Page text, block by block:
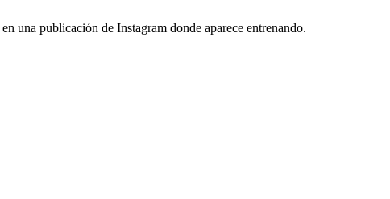
una publicación de Instagram donde aparece entrenando.